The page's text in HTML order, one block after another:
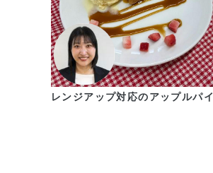
レンジアップ対応のアップルパイ